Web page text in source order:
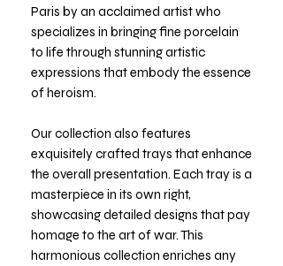
Paris by an acclaimed artist who
specializes in bringing fine porcelain
to life through stunning artistic
expressions that embody the essence
of heroism.
Our collection also features
exquisitely crafted trays that enhance
the overall presentation. Each tray is a
masterpiece in its own right,
showcasing detailed designs that pay
homage to the art of war. This
harmonious collection enriches any